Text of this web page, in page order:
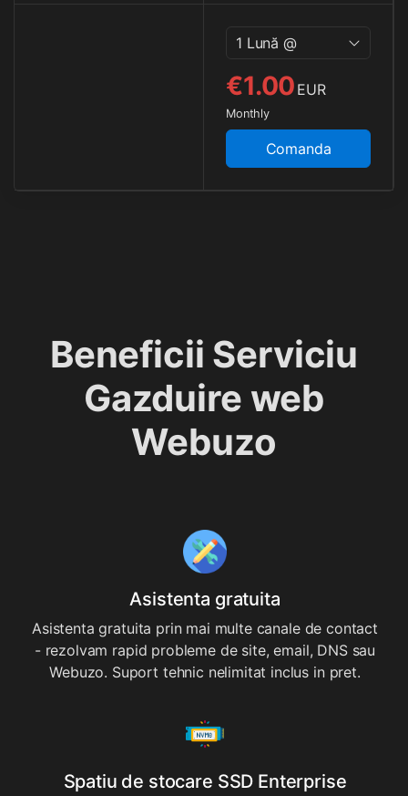
1 Lună @
€1.00 EUR
Monthly
Comanda
Beneficii Serviciu
Gazduire web
Webuzo
Asistenta gratuita
Asistenta gratuita prin mai multe canale de contact
- rezolvam rapid probleme de site, email, DNS sau
Webuzo. Suport tehnic nelimitat inclus in pret.
Spatiu de stocare SSD Enterprise